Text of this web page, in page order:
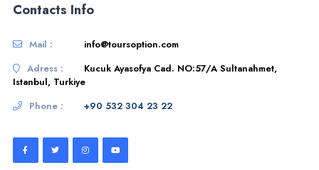
Contacts Info
Mail :
info@toursoption.com
Adress :
Kucuk Ayasofya Cad. NO:57/A Sultanahmet,
Istanbul, Turkiye
Phone :
+90 532 304 23 22